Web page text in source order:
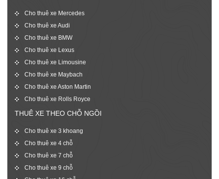
Cho thuê xe Mercedes
Cho thuê xe Audi
Cho thuê xe BMW
Cho thuê xe Lexus
Cho thuê xe Limousine
Cho thuê xe Maybach
Cho thuê xe Aston Martin
Cho thuê xe Rolls Royce
THUÊ XE THEO CHỖ NGỒI
Cho thuê xe 3 khoang
Cho thuê xe 4 chỗ
Cho thuê xe 7 chỗ
Cho thuê xe 9 chỗ